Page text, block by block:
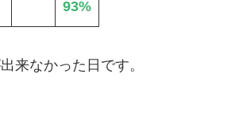
93%
来なかった日です。